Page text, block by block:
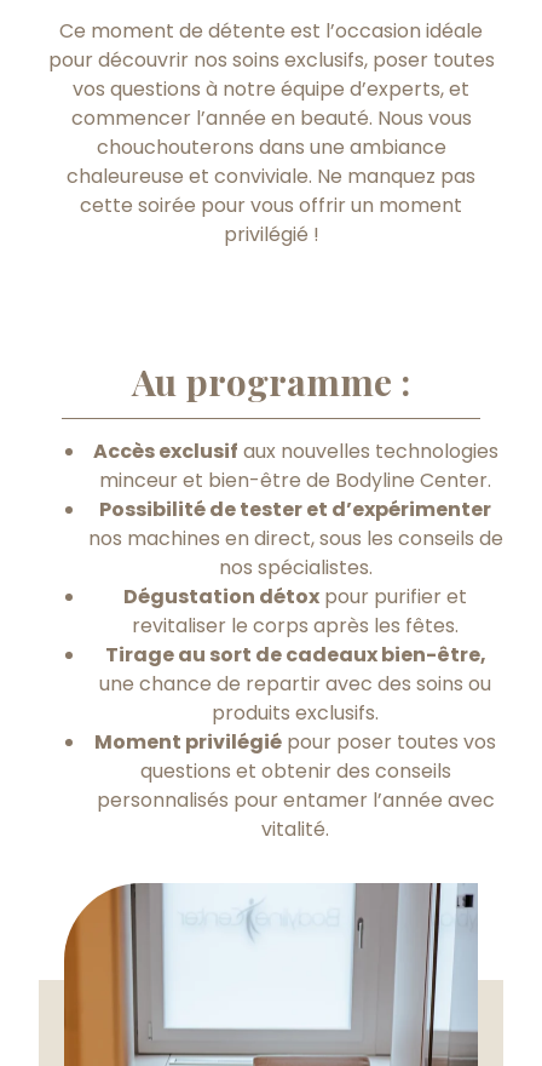
Ce moment de détente est l’occasion idéale
pour découvrir nos soins exclusifs, poser toutes
vos questions à notre équipe d’experts, et
commencer l’année en beauté. Nous vous
chouchouterons dans une ambiance
chaleureuse et conviviale. Ne manquez pas
cette soirée pour vous offrir un moment
privilégié !
Au programme :
Accès exclusif aux nouvelles technologies
minceur et bien-être de Bodyline Center.
Possibilité de tester et d’expérimenter
nos machines en direct, sous les conseils de
nos spécialistes.
Dégustation détox pour purifier et
revitaliser le corps après les fêtes.
Tirage au sort de cadeaux bien-être,
une chance de repartir avec des soins ou
produits exclusifs.
Moment privilégié pour poser toutes vos
questions et obtenir des conseils
personnalisés pour entamer l’année avec
vitalité.